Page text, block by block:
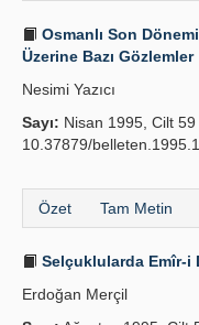
Osmanlı Son
Üzerine Bazı Gözlemler
Nesimi Yazıcı
Sayı: Nisan 1995, Cilt 59
10.37879/
Özet Tam Metin
Selçuklularda Emîr-i
Erdoğan Merçil